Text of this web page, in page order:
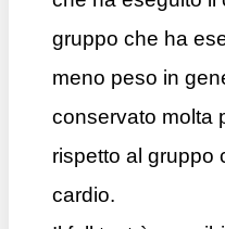
gruppo che ha
meno peso in
conservato molta
rispetto al gruppo
cardio.